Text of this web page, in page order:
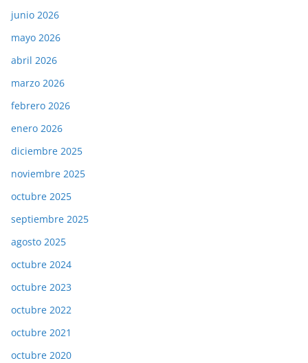
junio 2026
mayo 2026
abril 2026
marzo 2026
febrero 2026
enero 2026
diciembre 2025
noviembre 2025
octubre 2025
septiembre 2025
agosto 2025
octubre 2024
octubre 2023
octubre 2022
octubre 2021
octubre 2020